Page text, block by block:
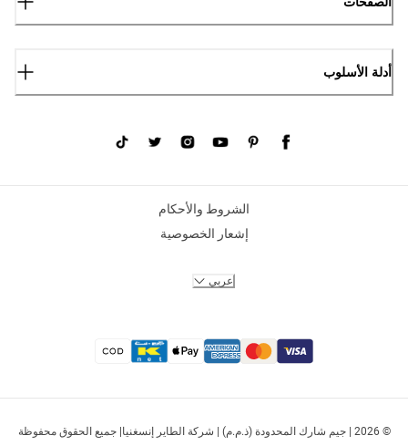
أدلة الأسلوب
© 2026 | جيم شارك المحدودة (ذ.م.م) | شركة الطاير إنسغنيا| جميع الحقوق محفوظة
الشروط والأحكام
إشعار الخصوصية
عربي